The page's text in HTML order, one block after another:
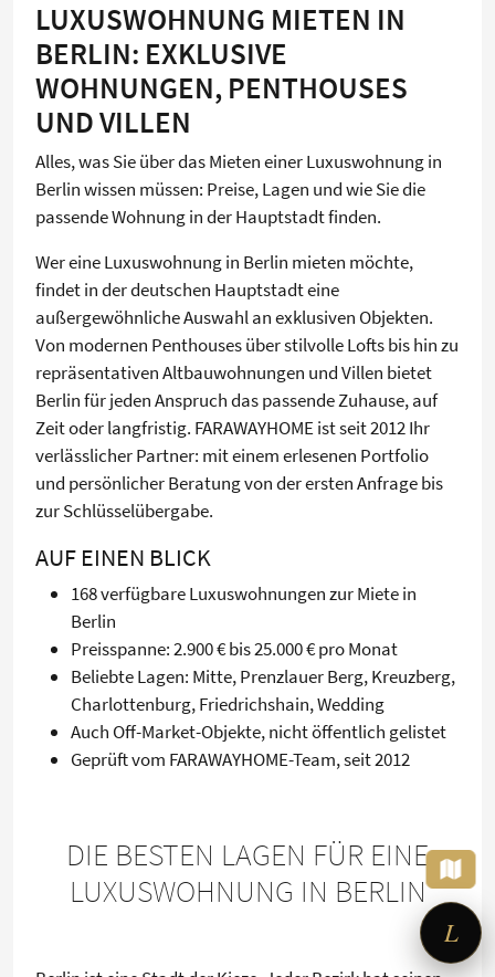
LUXUSWOHNUNG MIETEN IN
BERLIN: EXKLUSIVE
WOHNUNGEN, PENTHOUSES
UND VILLEN
Alles, was Sie über das Mieten einer Luxuswohnung in
Berlin wissen müssen: Preise, Lagen und wie Sie die
passende Wohnung in der Hauptstadt finden.
Wer eine Luxuswohnung in Berlin mieten möchte,
findet in der deutschen Hauptstadt eine
außergewöhnliche Auswahl an exklusiven Objekten.
Von modernen Penthouses über stilvolle Lofts bis hin zu
repräsentativen Altbauwohnungen und Villen bietet
Berlin für jeden Anspruch das passende Zuhause, auf
Zeit oder langfristig. FARAWAYHOME ist seit 2012 Ihr
verlässlicher Partner: mit einem erlesenen Portfolio
und persönlicher Beratung von der ersten Anfrage bis
zur Schlüsselübergabe.
AUF EINEN BLICK
168 verfügbare Luxuswohnungen zur Miete in
Berlin
Preisspanne: 2.900 € bis 25.000 € pro Monat
Beliebte Lagen: Mitte, Prenzlauer Berg, Kreuzberg,
Charlottenburg, Friedrichshain, Wedding
Auch Off-Market-Objekte, nicht öffentlich gelistet
Geprüft vom FARAWAYHOME-Team, seit 2012
DIE BESTEN LAGEN FÜR EINE
LUXUSWOHNUNG IN BERLIN
L
Sag mir, was Du brauchst – ich richte
Dir die Suche ein.